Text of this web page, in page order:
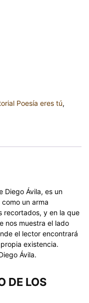
Poesía eres tú,
Diego Ávila, es un
un arma
y en la que
nos muestra el lado
el lector encontrará
existencia.
Ávila.
DE LOS